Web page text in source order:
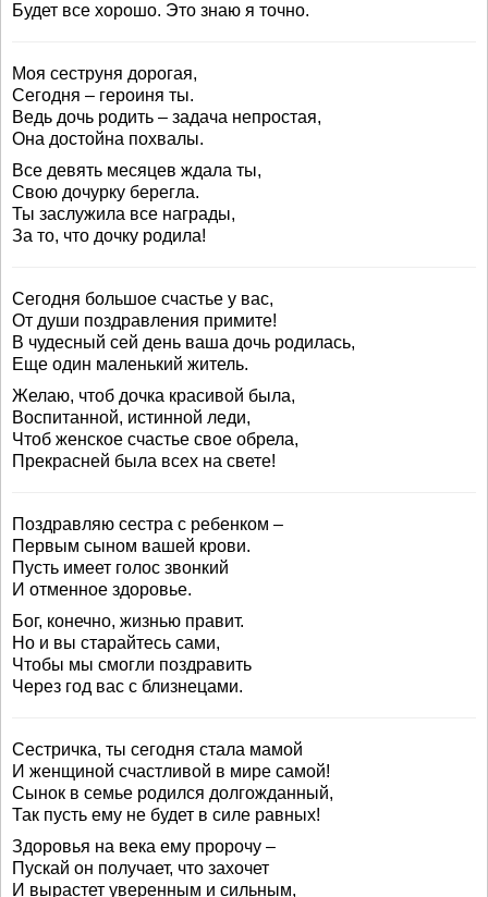
Будет все хорошо. Это знаю я точно.
Моя сеструня дорогая,
Сегодня – героиня ты.
Ведь дочь родить – задача непростая,
Она достойна похвалы.
Все девять месяцев ждала ты,
Свою дочурку берегла.
Ты заслужила все награды,
За то, что дочку родила!
Сегодня большое счастье у вас,
От души поздравления примите!
В чудесный сей день ваша дочь родилась,
Еще один маленький житель.
Желаю, чтоб дочка красивой была,
Воспитанной, истинной леди,
Чтоб женское счастье свое обрела,
Прекрасней была всех на свете!
Поздравляю сестра с ребенком –
Первым сыном вашей крови.
Пусть имеет голос звонкий
И отменное здоровье.
Бог, конечно, жизнью правит.
Но и вы старайтесь сами,
Чтобы мы смогли поздравить
Через год вас с близнецами.
Сестричка, ты сегодня стала мамой
И женщиной счастливой в мире самой!
Сынок в семье родился долгожданный,
Так пусть ему не будет в силе равных!
Здоровья на века ему пророчу –
Пускай он получает, что захочет
И вырастет уверенным и сильным,